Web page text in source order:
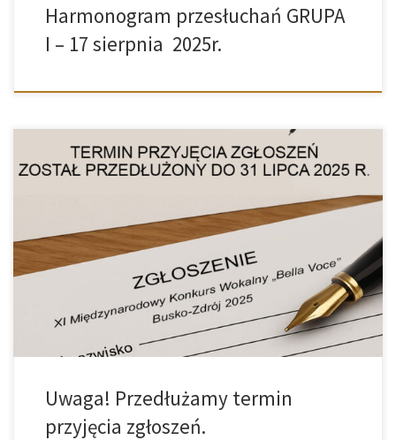
Harmonogram przesłuchań GRUPA
I – 17 sierpnia 2025r.
Szanowni Państwo,informujemy, że związku z dużym
zainteresowaniem tegoroczną edycją XI Międzynarodowego Konkursu
Wokalnego „Bella Voce”, czas przyjęcia zgłoszeń został przedłużony
do 31 lipca! Szczegółowe informacje udzielane są telefonicznie.
Uwaga! Przedłużamy termin
przyjęcia zgłoszeń.